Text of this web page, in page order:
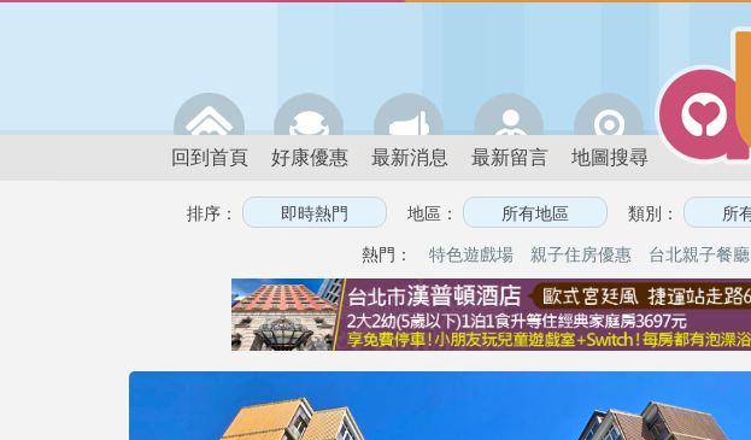
回到首頁 好康優惠 最新消息 最新留言 地圖搜尋
排序： 地區： 類別：
熱門： 特色遊戲場 親子住房優惠 台北親子餐廳